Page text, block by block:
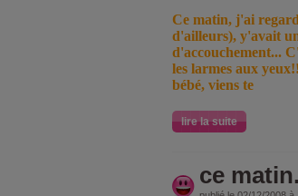
Ce matin, j'ai
d'ailleurs), y'avait
d'accouchement...
les larmes aux
bébé, viens te
lire la suite
ce